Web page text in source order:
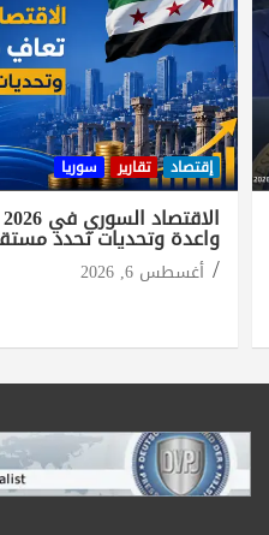
إقتصاد تقارير سوريا
واعدة وتحديات تحدد
أغسطس 6, 2026